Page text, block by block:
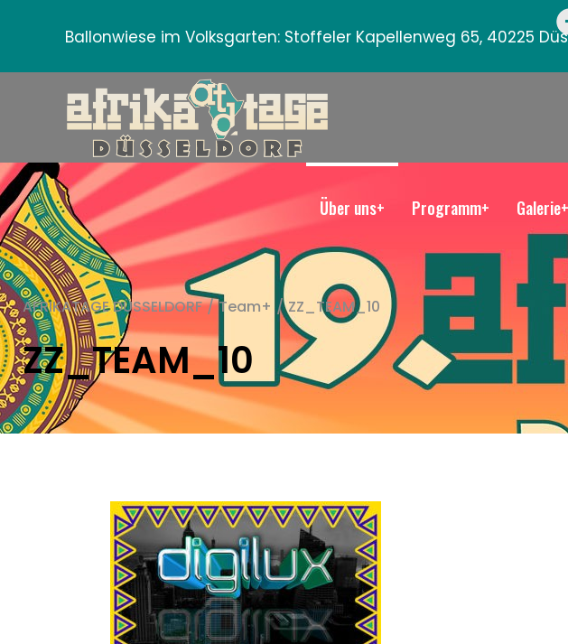
Ballonwiese im Volksgarten: Stoffeler Kapellenweg 65, 40225
Über uns+ Programm+ Galerie+
AFRIKATAGE DÜSSELDORF / Team+ / ZZ_TEAM_10
ZZ_TEAM_10